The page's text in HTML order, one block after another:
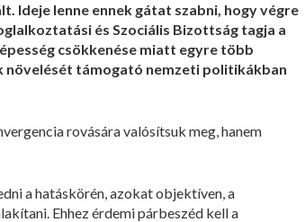
lenne ennek gátat szabni, hogy végre
és Szociális Bizottság tagja a
csökkenése miatt egyre több
növelését támogató nemzeti politikákban
rovására valósítsuk meg, hanem
a hatáskörén, azokat objektíven, a
Ehhez érdemi párbeszéd kell a